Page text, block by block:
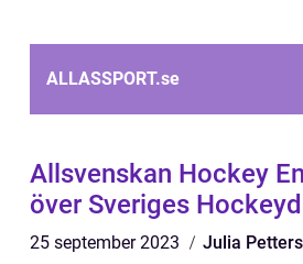
ALLASSPORT.se
Allsvenskan Hockey
över Sveriges
25 september 2023 Julia